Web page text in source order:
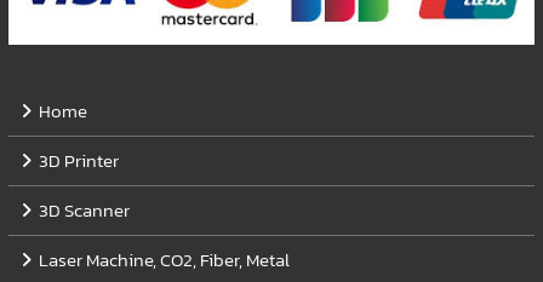
Home
3D Printer
3D Scanner
Laser Machine, CO2, Fiber, Metal